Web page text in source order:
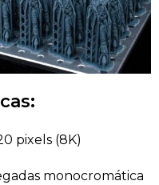
pixels (8K)
monocromática